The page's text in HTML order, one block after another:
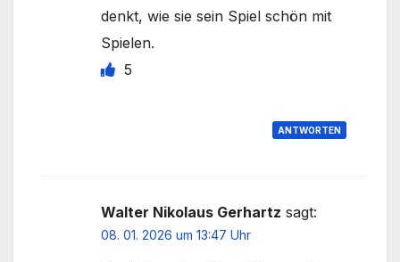
denkt, wie sie sein Spiel schön mit
Spielen.
5
ANTWORTEN
Walter Nikolaus Gerhartz sagt:
08. 01. 2026 um 13:47 Uhr